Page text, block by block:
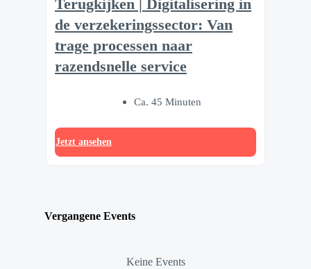
Terugkijken | Digitalisering in
de verzekeringssector: Van
trage processen naar
razendsnelle service
Ca. 45 Minuten
Jetzt ansehen
Vergangene Events
Keine Events